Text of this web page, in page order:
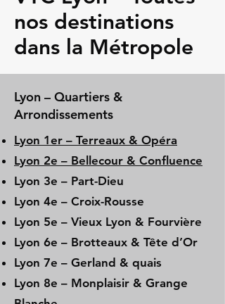
nos destinations
dans la Métropole
Lyon – Quartiers &
Arrondissements
Lyon 1er – Terreaux & Opéra
Lyon 2e – Bellecour & Confluence
Lyon 3e – Part-Dieu
Lyon 4e – Croix-Rousse
Lyon 5e – Vieux Lyon & Fourvière
Lyon 6e – Brotteaux & Tête d’Or
Lyon 7e – Gerland & quais
Lyon 8e – Monplaisir & Grange